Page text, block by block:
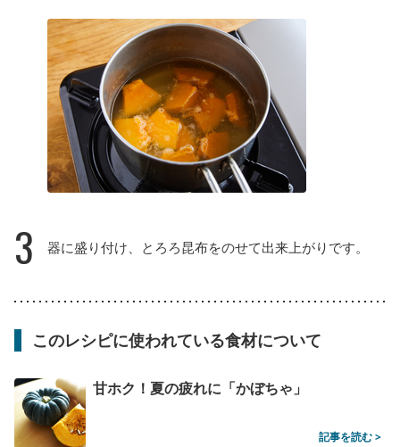
3 器に盛り付け、とろろ昆布をのせて出来上がりです。
このレシピに使われている食材について
甘ホク！夏の疲れに「かぼちゃ」
記事を読む >